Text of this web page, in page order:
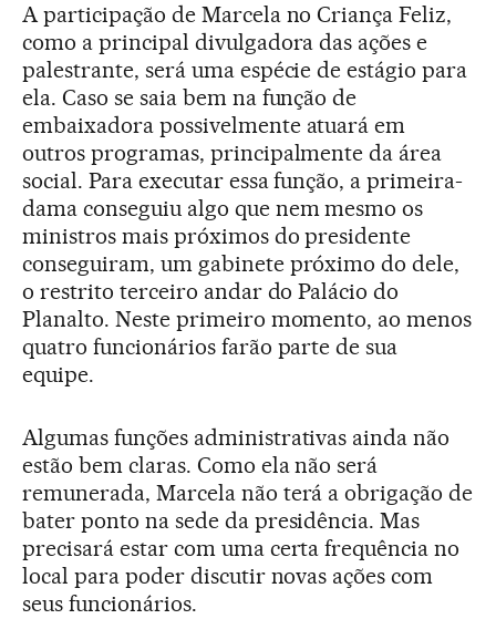
A participação de Marcela no Criança Feliz,
como a principal divulgadora das ações e
palestrante, será uma espécie de estágio para
ela. Caso se saia bem na função de
embaixadora possivelmente atuará em
outros programas, principalmente da área
social. Para executar essa função, a primeira-
dama conseguiu algo que nem mesmo os
ministros mais próximos do presidente
conseguiram, um gabinete próximo do dele,
o restrito terceiro andar do Palácio do
Planalto. Neste primeiro momento, ao menos
quatro funcionários farão parte de sua
equipe.
Algumas funções administrativas ainda não
estão bem claras. Como ela não será
remunerada, Marcela não terá a obrigação de
bater ponto na sede da presidência. Mas
precisará estar com uma certa frequência no
local para poder discutir novas ações com
seus funcionários.